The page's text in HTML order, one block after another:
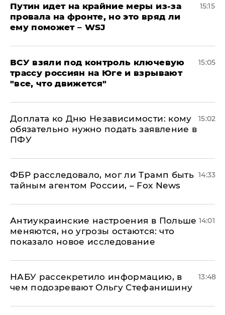
Путин идет на крайние меры из-за
провала на фронте, но это вряд ли
ему поможет – WSJ
15:15
ВСУ взяли под контроль ключевую
трассу россиян на Юге и взрывают
"все, что движется"
15:05
Доплата ко Дню Независимости: кому
обязательно нужно подать заявление в
ПФУ
15:02
ФБР расследовало, мог ли Трамп быть
тайным агентом России, – Fox News
14:33
Антиукраинские настроения в Польше
меняются, но угрозы остаются: что
показало новое исследование
14:01
НАБУ рассекретило информацию, в
чем подозревают Ольгу Стефанишину
13:48